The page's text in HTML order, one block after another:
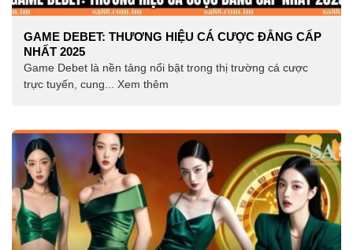
GAME DEBET: THƯƠNG HIỆU CÁ CƯỢC ĐẲNG CẤP
NHẤT 2025
Game Debet là nền tảng nổi bật trong thị trường cá cược
trực tuyến, cung... Xem thêm